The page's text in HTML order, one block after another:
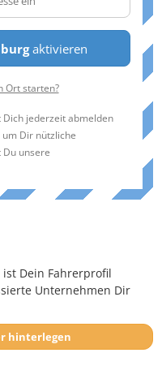
aktivieren
Ort starten?
jederzeit abmelden
Dir nützliche
unsere
Dein Fahrerprofil
Unternehmen Dir
als Fahrer hinterlegen